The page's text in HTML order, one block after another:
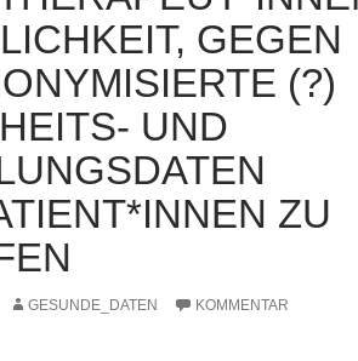
GEGEN
(?)
UND
ZU
GESUNDE_DATEN
KOMMENTAR